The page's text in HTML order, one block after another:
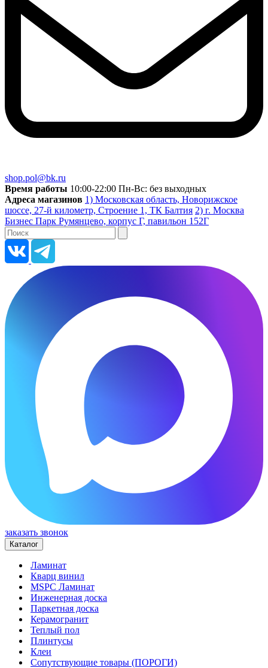
shop.pol@bk.ru
Время работы 10:00-22:00 Пн-Вс: без выходных
Адреса магазинов 1) Московская область, Новорижское
шоссе, 27-й километр, Строение 1, ТК Балтия 2) г. Москва
Бизнес Парк Румянцево, корпус Г, павильон 152Г
заказать звонок
Каталог
Ламинат
Кварц винил
MSPC Ламинат
Инженерная доска
Паркетная доска
Керамогранит
Теплый пол
Плинтусы
Клеи
Сопутствующие товары (ПОРОГИ)